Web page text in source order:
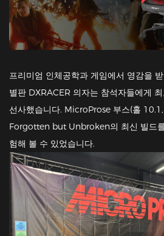
프리미엄 인체공학과 게임에서 영감을
별판 DXRACER 의자는 참석자들에게
선사했습니다. MicroProse 부스(홀
Forgotten but Unbroken의 최신 빌드
험해 볼 수 있었습니다.